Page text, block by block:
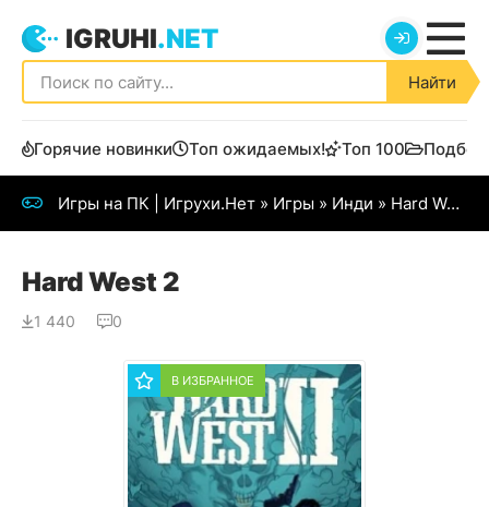
IGRUHI.NET
Найти
Горячие новинки Топ ожидаемых! Топ 100
Игры на ПК | Игрухи.Нет » Игры » Инди » Hard West 2
Hard West 2
1 440 0
В ИЗБРАННОЕ